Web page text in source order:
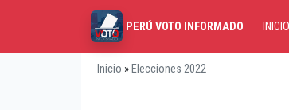
PERÚ VOTO INFORMADO INICIO
Inicio » Elecciones 2022